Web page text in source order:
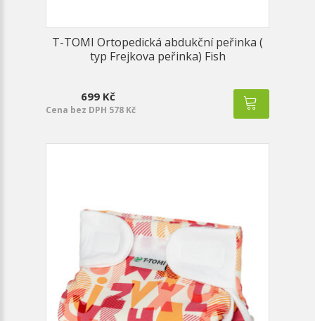
T-TOMI Ortopedická abdukční peřinka (
typ Frejkova peřinka) Fish
699 Kč
Cena bez DPH 578 Kč